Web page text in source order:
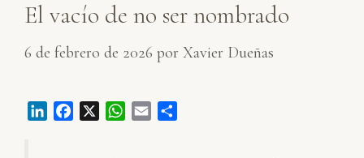
El vacío de no ser nombrado
6 de febrero de 2026 por Xavier Dueñas
W